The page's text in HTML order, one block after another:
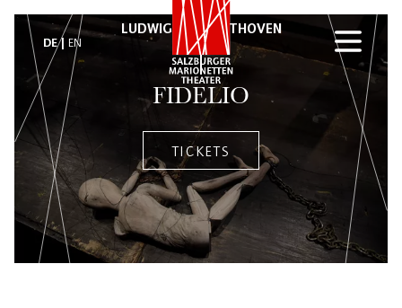
DE EN
LUDWIG VAN BEETHOVEN
FIDELIO
TICKETS